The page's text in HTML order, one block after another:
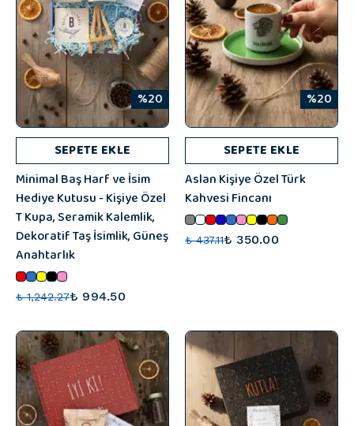
%20
SEPETE EKLE
Minimal Baş Harf ve İsim
Hediye Kutusu - Kişiye Özel
T Kupa, Seramik Kalemlik,
Dekoratif Taş İsimlik, Güneş
Anahtarlık
₺ 1,242.27₺ 994.50
%20
SEPETE EKLE
Aslan Kişiye Özel Türk
Kahvesi Fincanı
₺ 437.11₺ 350.00